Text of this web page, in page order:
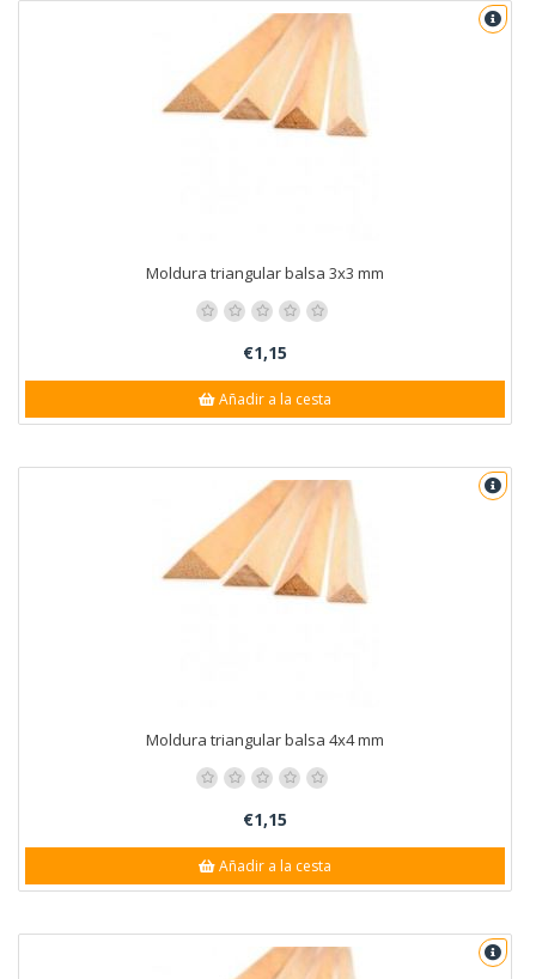
Moldura triangular balsa 3x3 mm
€1,15
Añadir a la cesta
Moldura triangular balsa 4x4 mm
€1,15
Añadir a la cesta